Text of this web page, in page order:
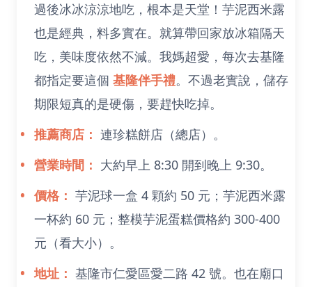
過後冰冰涼涼地吃，根本是天堂！芋泥西米露
也是經典，料多實在。就算帶回家放冰箱隔天
吃，美味度依然不減。我媽超愛，每次去基隆
都指定要這個 基隆伴手禮。不過老實說，儲存
期限短真的是硬傷，要趕快吃掉。
推薦商店： 連珍糕餅店（總店）。
營業時間： 大約早上 8:30 開到晚上 9:30。
價格： 芋泥球一盒 4 顆約 50 元；芋泥西米露
一杯約 60 元；整模芋泥蛋糕價格約 300-400
元（看大小）。
地址： 基隆市仁愛區愛二路 42 號。也在廟口